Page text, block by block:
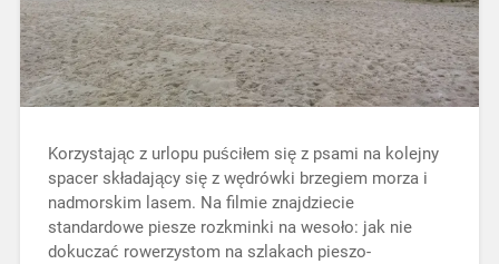
Korzystając z urlopu puściłem się z psami na kolejny
spacer składający się z wędrówki brzegiem morza i
nadmorskim lasem. Na filmie znajdziecie
standardowe piesze rozkminki na wesoło: jak nie
dokuczać rowerzystom na szlakach pieszo-